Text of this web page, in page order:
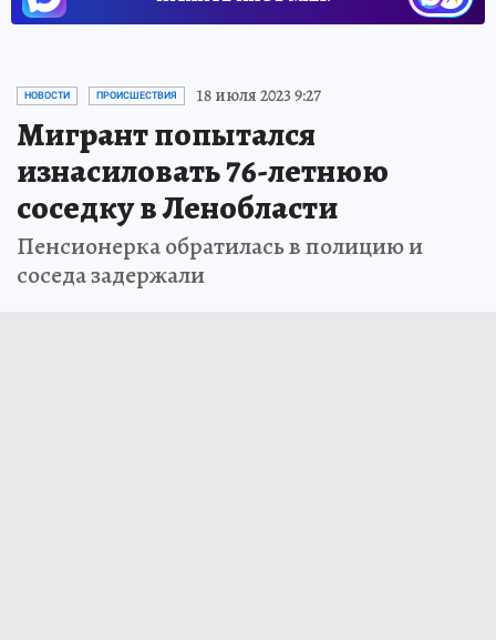
НОВОСТИ ПРОИСШЕСТВИЯ 18 июля 2023 9:27
Мигрант попытался
изнасиловать 76-летнюю
соседку в Ленобласти
Пенсионерка обратилась в полицию и
соседа задержали